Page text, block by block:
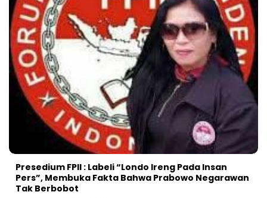
Presedium FPII : Labeli “Londo Ireng Pada Insan
Pers”, Membuka Fakta Bahwa Prabowo Negarawan
Tak Berbobot